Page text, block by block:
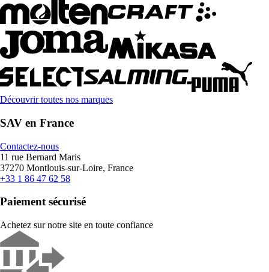
Découvrir toutes nos marques
SAV en France
Contactez-nous
11 rue Bernard Maris
37270 Montlouis-sur-Loire, France
+33 1 86 47 62 58
Paiement sécurisé
Achetez sur notre site en toute confiance